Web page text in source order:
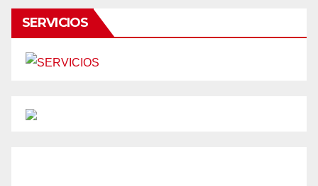
SERVICIOS